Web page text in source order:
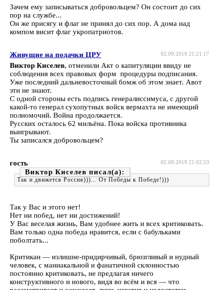
Зачем ему записываться добровольцем? Он состоит до сих
пор на службе...
Он же присягу и флаг не принял до сих пор. А дома над
компом висит флаг укропатриотов.
02.09.2019 21:21:17
Живущие на подачки ЦРУ
Виктор Киселев, отменили Акт о капитуляции ввиду не
соблюдения всех правовых форм процедуры подписания.
Уже последний дальневосточный бомж об этом знает. Авот
эти не знают.
С одной стороны есть подпись генералиссимуса, с другой
какой-то генерал сухопутных войск вермахта не имеющий
полномочий. Война продолжается.
Русских осталось 62 мильёна. Пока войска противника
выигрывают.
Ты записался добровольцем?
02.09.2019 21:02:53
гость
Виктор Киселев
Так и движется Россия)))... От Победы к Победе!)))
Так у Вас и этого нет!
Нет ни побед, нет ни достижений!
У Вас веселая жизнь, Вам удобнее жить и всех критиковать.
Вам только одна победа нравится, если с бабульками
поболтать...
Критикан — излишне-придирчивый, брюзгливый и нудный
человек, с маниакальной и фанатичной склонностью
постоянно критиковать, не предлагая ничего
конструктивного и нового, видя во всём и вся — что